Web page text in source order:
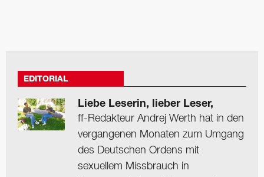
EDITORIAL
Liebe Leserin, lieber Leser,
ff-Redakteur Andrej Werth hat in den
vergangenen Monaten zum Umgang
des Deutschen Ordens mit
sexuellem Missbrauch in